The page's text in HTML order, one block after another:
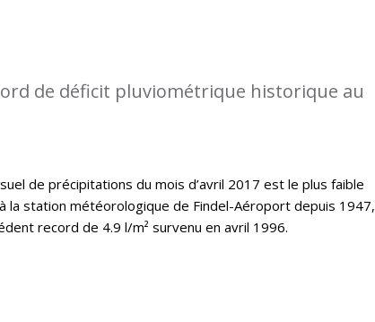
de déficit pluviométrique historique au
de précipitations du mois d’avril 2017 est le plus faible
la station météorologique de Findel-Aéroport depuis 1947,
record de 4.9 l/m² survenu en avril 1996.